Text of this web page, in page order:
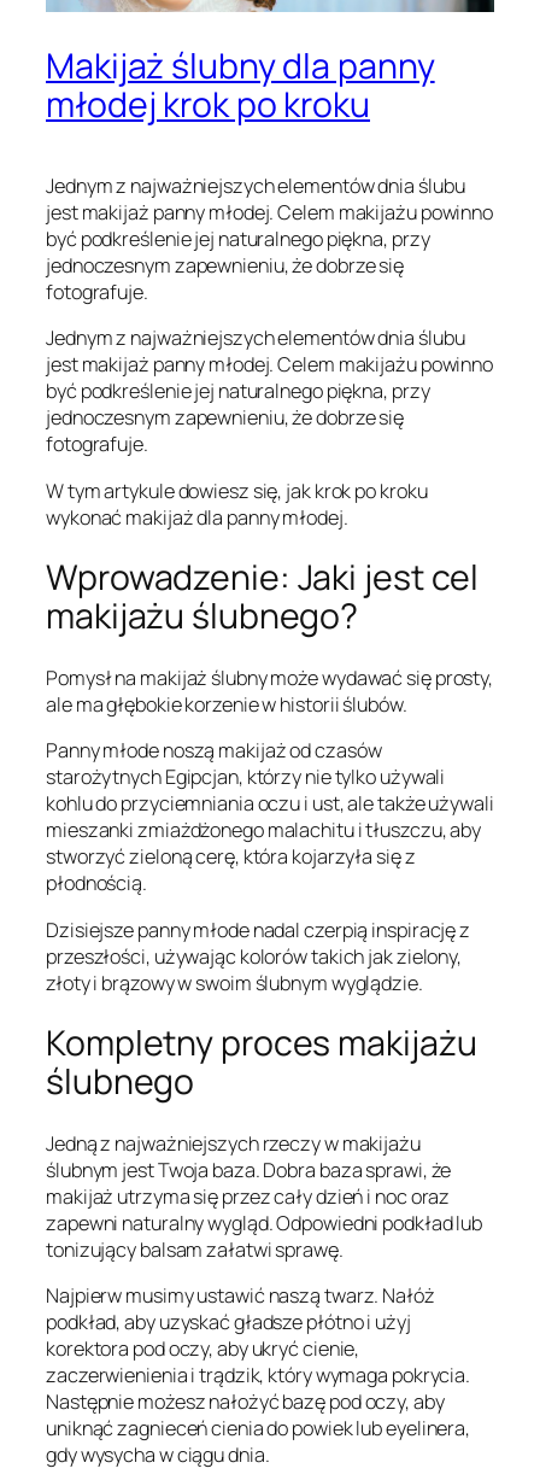
Makijaż ślubny dla panny
młodej krok po kroku
Jednym z najważniejszych elementów dnia ślubu
jest makijaż panny młodej. Celem makijażu powinno
być podkreślenie jej naturalnego piękna, przy
jednoczesnym zapewnieniu, że dobrze się
fotografuje.
Jednym z najważniejszych elementów dnia ślubu
jest makijaż panny młodej. Celem makijażu powinno
być podkreślenie jej naturalnego piękna, przy
jednoczesnym zapewnieniu, że dobrze się
fotografuje.
W tym artykule dowiesz się, jak krok po kroku
wykonać makijaż dla panny młodej.
Wprowadzenie: Jaki jest cel
makijażu ślubnego?
Pomysł na makijaż ślubny może wydawać się prosty,
ale ma głębokie korzenie w historii ślubów.
Panny młode noszą makijaż od czasów
starożytnych Egipcjan, którzy nie tylko używali
kohlu do przyciemniania oczu i ust, ale także używali
mieszanki zmiażdżonego malachitu i tłuszczu, aby
stworzyć zieloną cerę, która kojarzyła się z
płodnością.
Dzisiejsze panny młode nadal czerpią inspirację z
przeszłości, używając kolorów takich jak zielony,
złoty i brązowy w swoim ślubnym wyglądzie.
Kompletny proces makijażu
ślubnego
Jedną z najważniejszych rzeczy w makijażu
ślubnym jest Twoja baza. Dobra baza sprawi, że
makijaż utrzyma się przez cały dzień i noc oraz
zapewni naturalny wygląd. Odpowiedni podkład lub
tonizujący balsam załatwi sprawę.
Najpierw musimy ustawić naszą twarz. Nałóż
podkład, aby uzyskać gładsze płótno i użyj
korektora pod oczy, aby ukryć cienie,
zaczerwienienia i trądzik, który wymaga pokrycia.
Następnie możesz nałożyć bazę pod oczy, aby
uniknąć zagnieceń cienia do powiek lub eyelinera,
gdy wysycha w ciągu dnia.